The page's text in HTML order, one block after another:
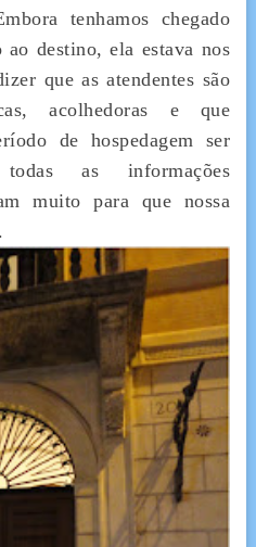
tenhamos chegado
destino, ela estava nos
que as atendentes são
acolhedoras e que
de hospedagem ser
as informações
muito para que nossa